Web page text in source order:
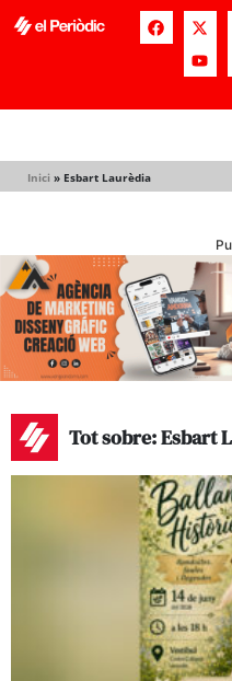
Inici » Esbart Laurèdia
Tot sobre: Esbart